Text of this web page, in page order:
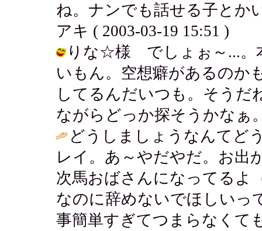
ね。ナンでも話せる子とか
アキ ( 2003-03-19 15:51 )
りな☆様 でしょぉ～...。
いもん。空想癖があるのか
してるんだいつも。そうだ
ながらどっか探そうかなぁ
どうしましょうなんてど
レイ。あ～やだやだ。お出
次馬おばさんになってるよ
なのに辞めないでほしいっ
事簡単すぎてつまらなくて